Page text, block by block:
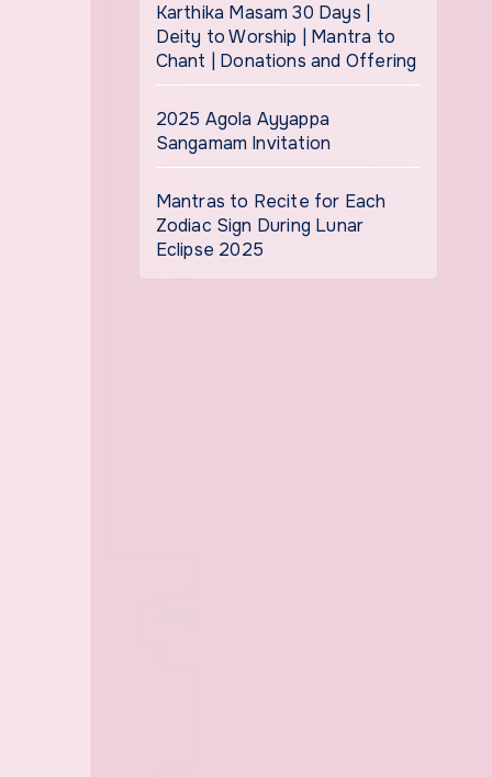
Karthika Masam 30 Days |
Deity to Worship | Mantra to
Chant | Donations and Offering
2025 Agola Ayyappa
Sangamam Invitation
Mantras to Recite for Each
Zodiac Sign During Lunar
Eclipse 2025